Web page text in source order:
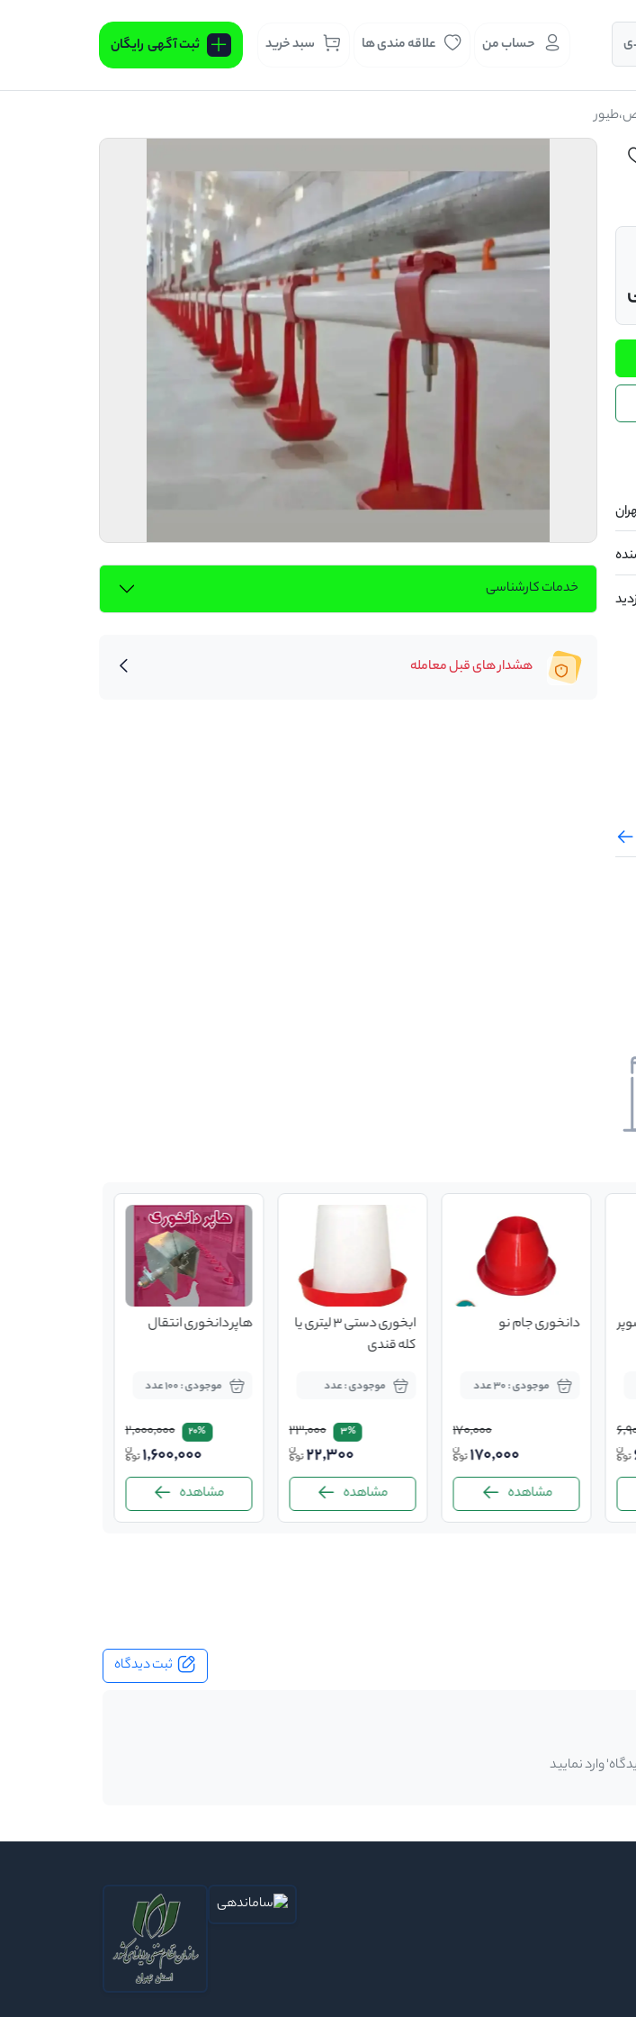
حساب من علاقه مندی ها سبد خرید ثبت آگهی رایگان
خدمات کارشناسی
هشدار های قبل معامله
دانخوری جام نو
موجودی : 30 عدد
170,000
170,000
مشاهده
ابخوری دستی 3 لیتری یا
کله قندی
موجودی : عدد
3%
23,000
22,300
مشاهده
هاپر دانخوری انتقال
موجودی : 100 عدد
20%
2,000,000
1,600,000
مشاهده
ثبت دیدگاه
وارد نمایید